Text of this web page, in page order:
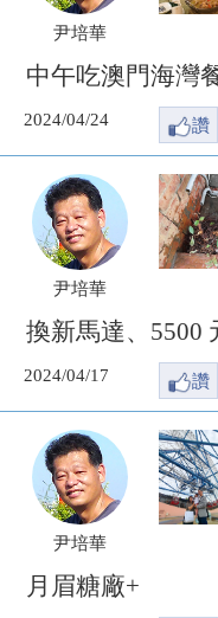
尹培華
中午吃澳門海灣
2024/04/24 讚
尹培華
換新馬達、5500
2024/04/17 讚
尹培華
月眉糖廠+